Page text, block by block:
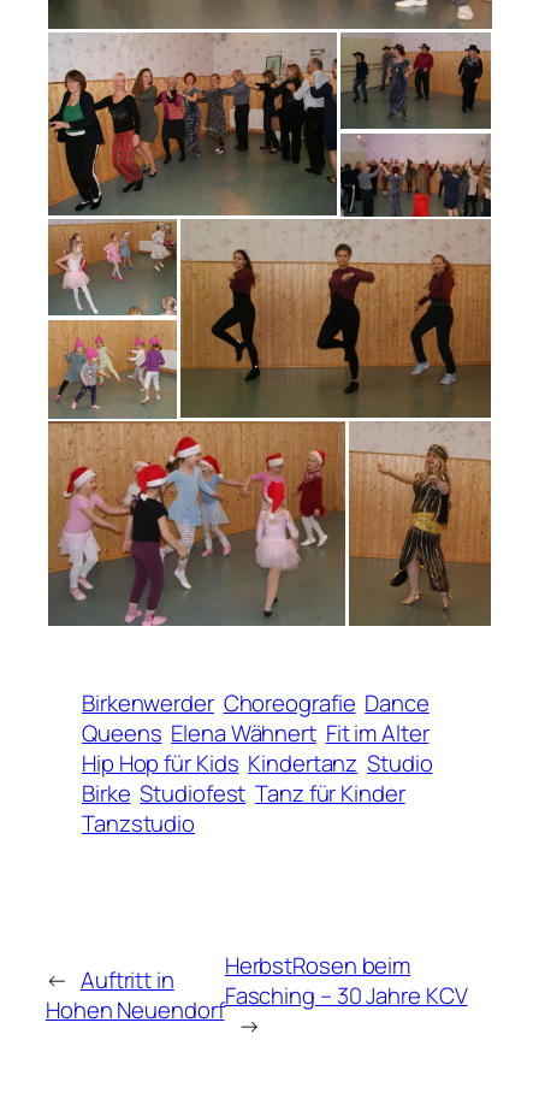
Birkenwerder Choreografie Dance
Queens Elena Wähnert Fit im Alter
Hip Hop für Kids Kindertanz Studio
Birke Studiofest Tanz für Kinder
Tanzstudio
← Auftritt in
Hohen Neuendorf
HerbstRosen beim
Fasching – 30 Jahre KCV
→